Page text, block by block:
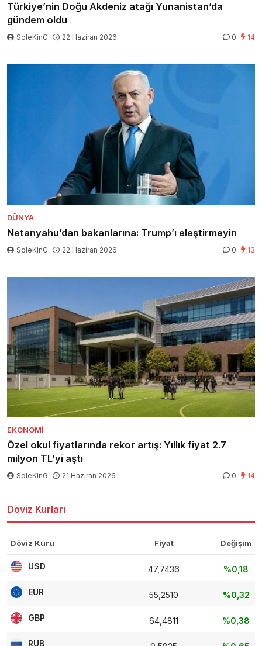
Türkiye’nin Doğu Akdeniz atağı Yunanistan’da
gündem oldu
SoleKinG 22 Haziran 2026 0 14
DÜNYA
Netanyahu’dan bakanlarına: Trump’ı eleştirmeyin
SoleKinG 22 Haziran 2026 0 13
EKONOMI
Özel okul fiyatlarında rekor artış: Yıllık fiyat 2.7
milyon TL’yi aştı
SoleKinG 21 Haziran 2026 0 14
Döviz Kurları
Döviz Kuru Fiyat Değişim
USD 47,7436 %0,18
EUR 55,2510 %0,32
GBP 64,4811 %0,38
RUB